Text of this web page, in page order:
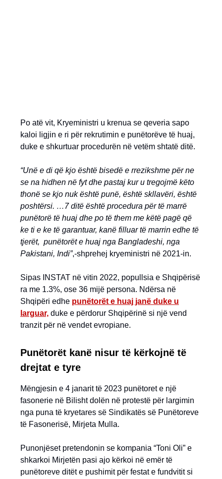
Po atë vit, Kryeministri u krenua se qeveria sapo
kaloi ligjin e ri për rekrutimin e punëtorëve të huaj,
duke e shkurtuar procedurën në vetëm shtatë ditë.
“Unë e di që kjo është bisedë e rrezikshme për ne
se na hidhen në fyt dhe pastaj kur u tregojmë këto
thonë se kjo nuk është punë, është skllavëri, është
poshtërsi. …7 ditë është procedura për të marrë
punëtorë të huaj dhe po të them me këtë pagë që
ke ti e ke të garantuar, kanë filluar të marrin edhe të
tjerët, punëtorët e huaj nga Bangladeshi, nga
Pakistani, Indi”,-shprehej kryeministri në 2021-in.
Sipas INSTAT në vitin 2022, popullsia e Shqipërisë
ra me 1.3%, ose 36 mijë persona. Ndërsa në
Shqipëri edhe punëtorët e huaj janë duke u
larguar, duke e përdorur Shqipërinë si një vend
tranzit për në vendet evropiane.
Punëtorët kanë nisur të kërkojnë të
drejtat e tyre
Mëngjesin e 4 janarit të 2023 punëtoret e një
fasonerie në Bilisht dolën në protestë për largimin
nga puna të kryetares së Sindikatës së Punëtoreve
të Fasonerisë, Mirjeta Mulla.
Punonjëset pretendonin se kompania “Toni Oli” e
shkarkoi Mirjetën pasi ajo kërkoi në emër të
punëtoreve ditët e pushimit për festat e fundvitit si